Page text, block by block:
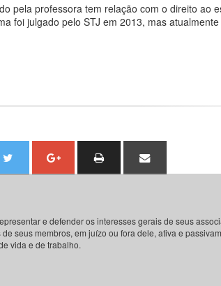
pela professora tem relação com o direito ao
foi julgado pelo STJ em 2013, mas
e defender os interesses gerais de seus
seus membros, em juízo ou fora dele, ativa e
vida e de trabalho.